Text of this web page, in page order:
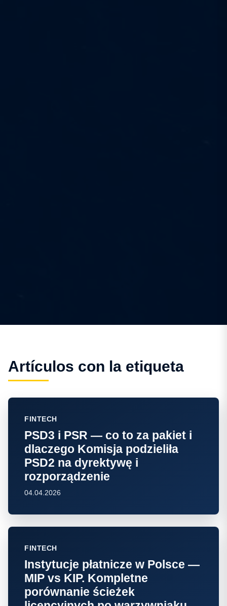
Artículos con la etiqueta
FINTECH
PSD3 i PSR — co to za pakiet i
dlaczego Komisja podzieliła
PSD2 na dyrektywę i
rozporządzenie
04.04.2026
FINTECH
Instytucje płatnicze w Polsce —
MIP vs KIP. Kompletne
porównanie ścieżek